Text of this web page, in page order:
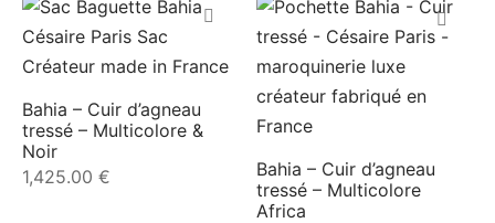
Bahia – Cuir d’agneau
tressé – Multicolore &
Noir
1,425.00 €
Bahia – Cuir d’agneau
tressé – Multicolore
Africa
maroquinerie
spéciales
éventail